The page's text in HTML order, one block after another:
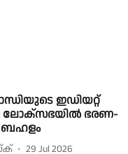
ഇഡിയറ്റ്
ലോക്സഭയിൽ ഭരണ-
ബഹളം
29 Jul 2026